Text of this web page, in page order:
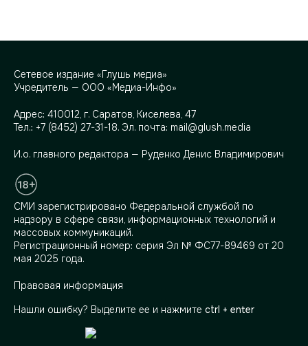
Сетевое издание «Глушь медиа»
Учредитель — ООО «Медиа-Инфо»
Адрес: 410012, г. Саратов, Киселева, 47
Тел.: +7 (8452) 27-31-18. Эл. почта: mail@glush.media
И.о. главного редактора — Руденко Денис Владимирович
СМИ зарегистрировано Федеральной службой по
надзору в сфере связи, информационных технологий и
массовых коммуникаций.
Регистрационный номер: серия Эл № ФС77-89469 от 20
мая 2025 года.
Правовая информация
Нашли ошибку? Выделите ее и нажмите ctrl + enter